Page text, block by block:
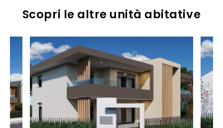
Scopri le altre unità abitative